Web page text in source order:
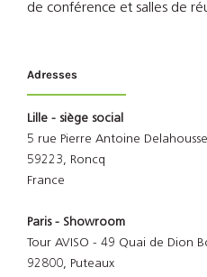
de conférence et salles de
Adresses
Lille - siège social
5 rue Pierre Antoine Delahousse
59223, Roncq
France
Paris - Showroom
Tour AVISO - 49 Quai de Dion
92800, Puteaux